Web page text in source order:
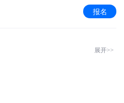
报名
展开>>